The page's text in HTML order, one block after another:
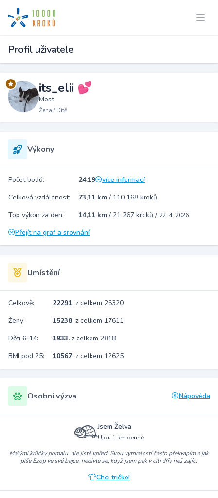
Profil uživatele
its_elii 💕
Most
Žena / Dítě
Výkony
Počet bodů: 24.19
více informací
Celková vzdálenost:
73,11 km / 110 168 kroků
Top výkon za den:
14,11 km / 21 267 kroků / 22. 4. 2026
Přejít na graf a srovnání
Umístění
Celkově: 22291. z celkem 26320
Ženy:
15238. z celkem 17611
Děti 6-14:
1933. z celkem 2818
BMI pod 25:
10567. z celkem 12625
Osobní výzva Nápověda
Jsem Želva
Ujdu 1 km denně
Malými krůčky pomalu, ale jistě vpřed. Svou vytrvalostí často překvapím a jak
píše Ezop ve své bajce, nedivte se, když jsem pak v cíli dřív než zajíc.
Chci tričko!